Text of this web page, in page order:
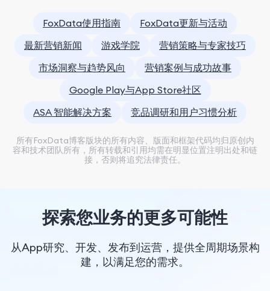
FoxData使用指南
FoxData更新与活动
最新营销新闻
游戏学院
营销策略与专家技巧
市场洞察与趋势风向
营销案例与成功故事
Google Play与App Store社区
ASA 智能解决方案
竞品调研和用户习惯分析
所有FoxData博客版块的所有内容、版面和框架代码均归原创内
容和技术团队所有，所有转载和引用均需在明显位置注明出处和链
接，否则将追究法律责任。
探索您业务的更多可能性
从App研究、开发、发布到运营，提供全周期场景构
建，以满足您的需求。